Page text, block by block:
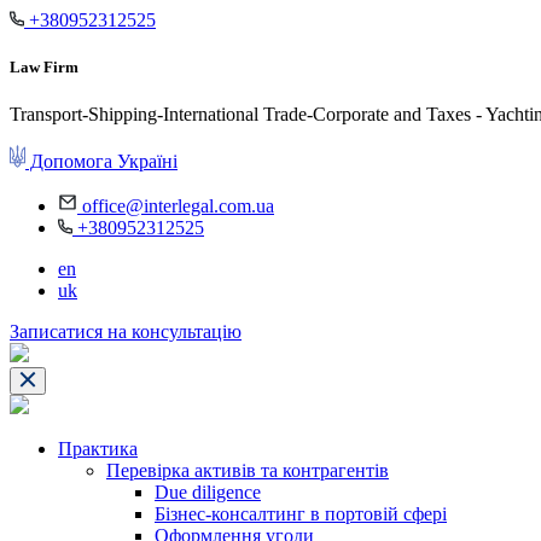
+380952312525
Law Firm
Transport-Shipping-International Trade-Corporate and Taxes -
Допомога Україні
office@interlegal.com.ua
+380952312525
en
uk
Записатися на консультацію
Практика
Перевірка активів та контрагентів
Due diligence
Бізнес-консалтинг в портовій сфері
Оформлення угоди